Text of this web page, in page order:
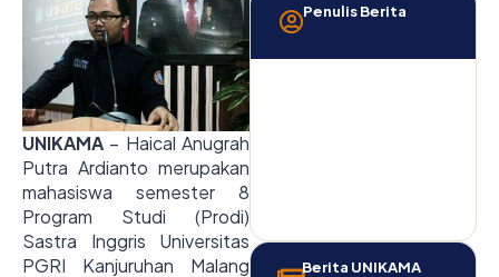
UNIKAMA – Haical Anugrah
Putra Ardianto merupakan
mahasiswa semester 8
Program Studi (Prodi)
Sastra Inggris Universitas
PGRI Kanjuruhan Malang
Penulis Berita
Berita UNIKAMA